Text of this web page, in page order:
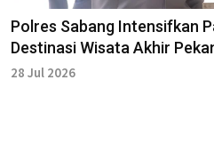
Polres Sabang Intensifkan
Destinasi Wisata Akhir
28 Jul 2026